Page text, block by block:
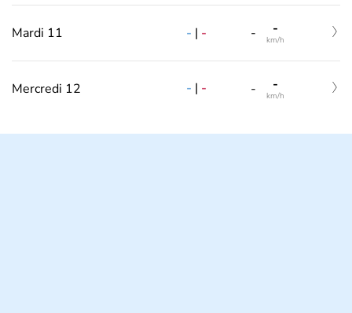
Mardi 11 - | - - -
km/h
Mercredi 12 - | - - -
km/h